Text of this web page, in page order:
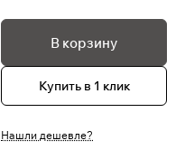
В корзину
Купить в 1 клик
Нашли дешевле?